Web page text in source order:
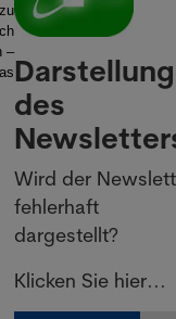
–
Darstellung
des
Wird der
fehlerhaft
dargestellt?
Klicken Sie hier...